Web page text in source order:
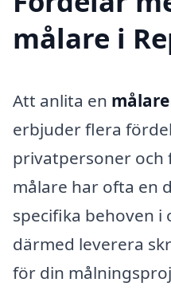
målare i
Att anlita en
erbjuder flera
privatpersoner och
målare har ofta en
specifika behoven i
därmed leverera
för din